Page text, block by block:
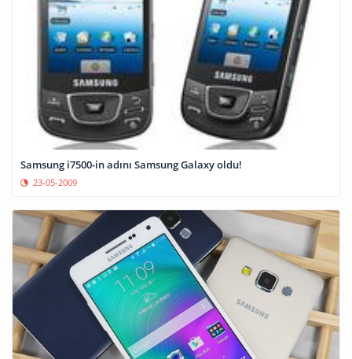
Samsung i7500-in adını Samsung Galaxy oldu!
23-05-2009